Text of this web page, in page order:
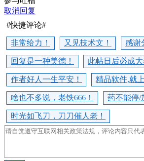
取消回复
#快捷评论#
非常给力！ 又见技术文！ 感谢
回复是一种美德！ 此帖日后必成大
作者好人一生平安！ 精品软件,就
啥也不多说，老铁666！ 药不能停/
时光如飞刀，刀刀催人老！